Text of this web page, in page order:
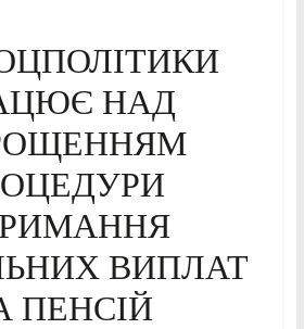
НАД
ВИПЛАТ
ПЕНСІЙ